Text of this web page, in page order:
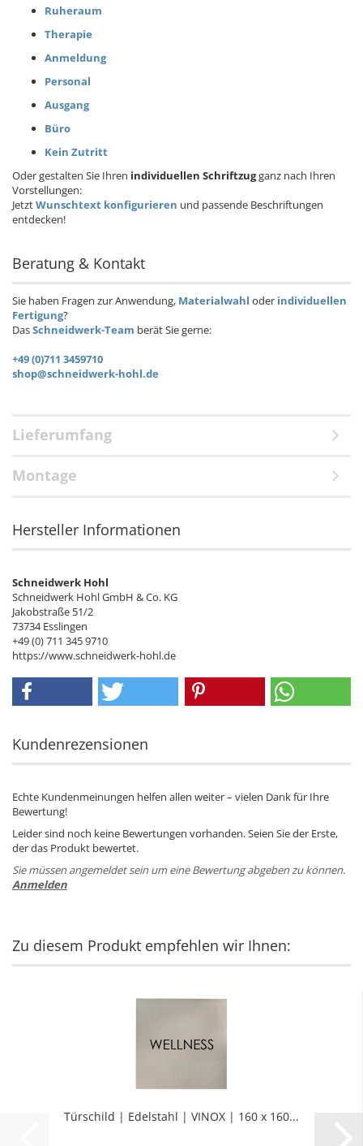
Ruheraum
Therapie
Anmeldung
Personal
Ausgang
Büro
Kein Zutritt
Oder gestalten Sie Ihren individuellen Schriftzugganz nach Ihren
Vorstellungen:
JetztWunschtext konfigurieren und passende Beschriftungen
entdecken!
Beratung & Kontakt
Sie haben Fragen zur Anwendung, Materialwahl oder individuellen
Fertigung?
DasSchneidwerk-Team berät Sie gerne:
+49 (0)711 3459710
shop@schneidwerk-hohl.de
Lieferumfang
Montage
Hersteller Informationen
Schneidwerk Hohl
Schneidwerk Hohl GmbH & Co. KG
Jakobstraße 51/2
73734 Esslingen
+49 (0) 711 345 9710
https://www.schneidwerk-hohl.de
Kundenrezensionen
Echte Kundenmeinungen helfen allen weiter – vielen Dank für Ihre
Bewertung!
Leider sind noch keine Bewertungen vorhanden. Seien Sie der Erste,
der das Produkt bewertet.
Sie müssen angemeldet sein um eine Bewertung abgeben zu können.
Anmelden
Zu diesem Produkt empfehlen wir Ihnen:
Tür­schild | Edel­stahl | VINOX | 160 x 160...